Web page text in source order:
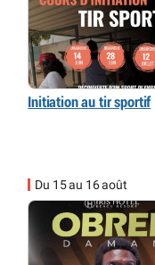
Initiation au tir sportif
Du 15 au 16 août